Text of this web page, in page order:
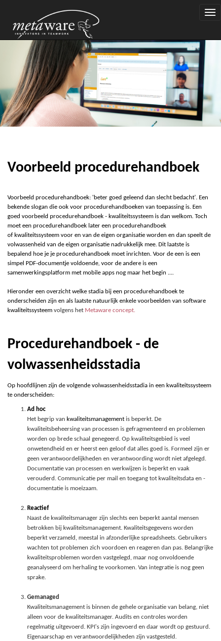
Voorbeeld procedurehandboek
Voorbeeld procedurehandboek: 'beter goed geleend dan slecht bedacht'. Een
bekende slogan die ook voor procedurehandboeken van toepassing is. Een
goed voorbeeld procedurehandboek - kwaliteitssysteem is dan welkom. Toch
moet een procedurehandboek later een procedurehandboek
of kwaliteitssysteem voor en van de eigen organisatie worden en dan speelt de
volwassenheid van de eigen organisatie nadrukkelijk mee. Dit laatste is
bepalend hoe je je procedurehandboek moet inrichten. Voor de een is een
simpel PDF-documentje voldoende, voor de andere is een
samenwerkingsplatform met mobile apps nog maar het begin ....
Hieronder een overzicht welke stadia bij een procedurehandboek te
onderscheiden zijn en als laatste natuurlijk enkele voorbeelden van software
kwaliteitssysteem volgens het Metaware concept
Procedurehandboek - de
volwassenheidsstadia
Op hoofdlijnen zijn de volgende volwassenheidsstadia in een kwaliteitssysteem
te onderscheiden:
Ad hoc
Het begrip van kwaliteitsmanagement is beperkt. De
kwaliteitsbeheersing van processen is gefragmenteerd en problemen
worden op brede schaal genegeerd. Op kwaliteitsgebied is veel
onwetendheid en er heerst een geloof dat alles goed is. Formeel zijn er
geen verantwoordelijkheden en verantwoording wordt niet afgelegd.
Documentatie van processen en werkwijzen is beperkt en vaak
verouderd. Communicatie per mail en toegang tot kwaliteitsdata en -
documentatie is moeizaam.
Reactief
Naast de kwaliteitsmanager zijn slechts een beperkt aantal mensen
betrokken bij kwaliteitsmanagement. Kwaliteitsgegevens worden
beperkt verzameld, meestal in afzonderlijke spreadsheets. Gebruikers
wachten tot problemen zich voordoen en reageren dan pas. Belangrijke
kwaliteitsproblemen worden vastgelegd, maar nog onvoldoende
geanalyseerd om herhaling te voorkomen. Van integratie is nog geen
sprake.
Gemanaged
Kwaliteitsmanagement is binnen de gehele organisatie van belang, niet
alleen voor de kwaliteitsmanager. Audits en controles worden
regelmatig uitgevoerd. KPI's zijn ingevoerd en daar wordt op gestuurd.
Eigenaarschap en verantwoordelijkheden zijn vastgesteld.